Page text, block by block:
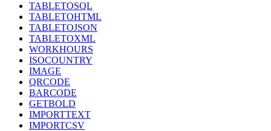
TABLETOSQL
TABLETOHTML
TABLETOJSON
TABLETOXML
WORKHOURS
ISOCOUNTRY
IMAGE
QRCODE
BARCODE
GETBOLD
IMPORTTEXT
IMPORTCSV